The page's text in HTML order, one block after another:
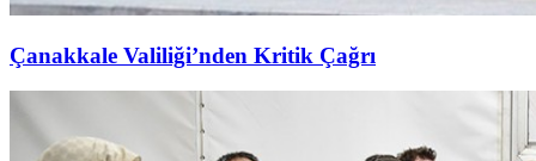
Çanakkale Valiliği’nden Kritik Çağrı